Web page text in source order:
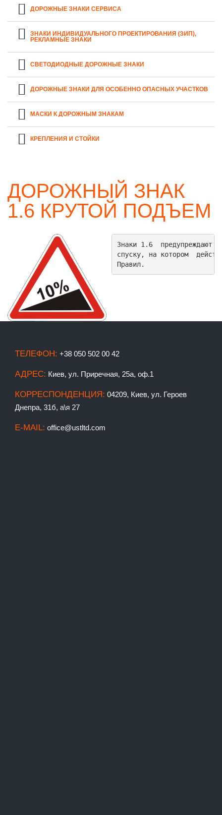
ДОРОЖНЫЕ ЗНАКИ СЕРВИСА
ЗНАКИ ИНДИВИДУАЛЬНОГО ПРОЕКТИРОВАНИЯ (ЗИП),
РЕКЛАМНЫЕ ЗНАКИ
СВЕТОДИОДНЫЕ ДОРОЖНЫЕ ЗНАКИ
ДОРОЖНЫЕ ЗНАКИ ДЛЯ ОСОБЕННО ОПАСНЫХ УЧАСТКОВ
МАСКИ К ДОРОЖНЫМ ЗНАКАМ
КРЕПЛЕНИЯ И СТОЙКИ
ДОРОЖНЫЙ ЗНАК
1.6 КРУТОЙ ПОДЪЕМ
Знаки 1.6  предупреждают
спуску, на котором
Правил.
ТЕЛЕФОН: +38 050 502 00 42
АДРЕС: Киев, ул. Приречная, 25а, оф.1
КОРРЕСПОНДЕНЦИЯ: 04209, Киев, ул. Героев
Днепра, 31б, а\я 27
E-MAIL: office@ustltd.com